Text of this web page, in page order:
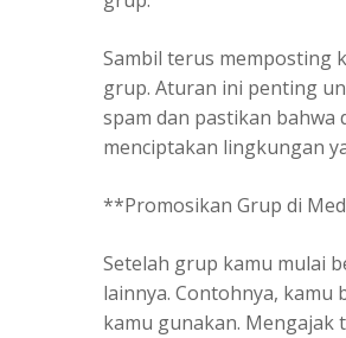
Sambil terus memposting
grup. Aturan ini penting
spam dan pastikan bahwa
menciptakan lingkungan
**Promosikan Grup di
Setelah grup kamu mulai
lainnya. Contohnya,
kamu gunakan.